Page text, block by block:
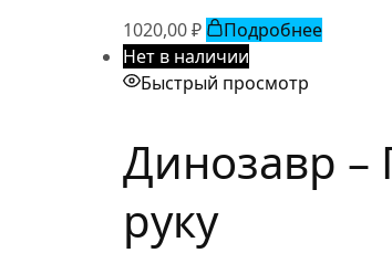
1020,00₽
Подробнее
Нет в наличии
Быстрый просмотр
Динозавр –
руку